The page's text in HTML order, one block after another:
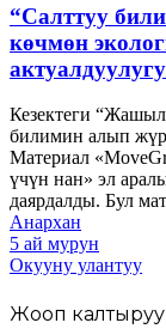
“Салттуу
көчмөн
Кезектеги
билимин алып
Материал
үчүн нан» эл
даярдалды. Бул
Анархан
5 ай мурун
Окууну улантуу
Жооп калтыруу